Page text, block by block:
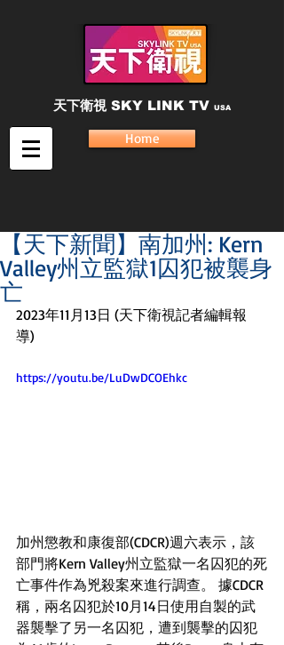
天下衛視 SKY LINK TV USA
Home
【天下新聞】南加州: Kern
Valley州立監獄1囚犯被襲身
亡
2023年11月13日 (天下衛視記者編輯報
導)
https://youtu.be/LuDwDCOEhkc
加州懲教和康復部(CDCR)週六表示，該
部門將Kern Valley州立監獄一名囚犯的死
亡事件作為兇殺案來進行調查。 據CDCR
稱，兩名囚犯於10月14日使用自製的武
器襲擊了另一名囚犯，遭到襲擊的囚犯